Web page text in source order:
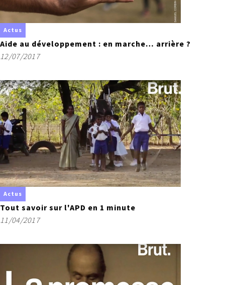
Actus
Aide au développement : en marche… arrière ?
12/07/2017
Actus
Tout savoir sur l'APD en 1 minute
11/04/2017